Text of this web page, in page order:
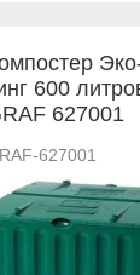
600
627001
627001